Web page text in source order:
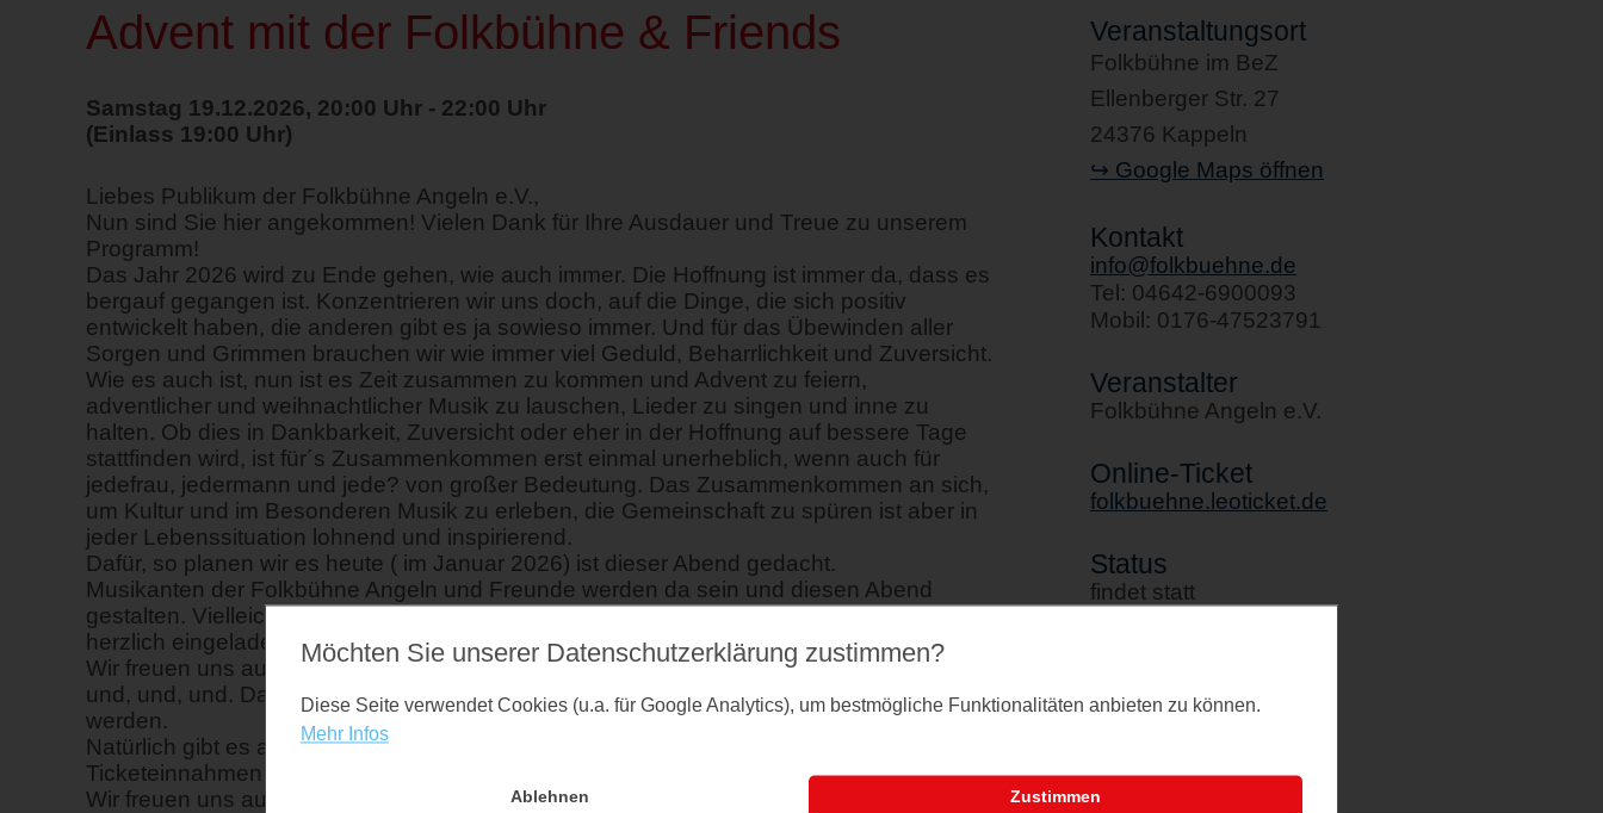
Advent mit der Folkbühne & Friends
Samstag 19.12.2026, 20:00 Uhr - 22:00 Uhr
(Einlass 19:00 Uhr)
Liebes Publikum der Folkbühne Angeln e.V.,
Nun sind Sie hier angekommen! Vielen Dank für Ihre Ausdauer und Treue zu unserem
Programm!
Das Jahr 2026 wird zu Ende gehen, wie auch immer. Die Hoffnung ist immer da, dass es
bergauf gegangen ist. Konzentrieren wir uns doch, auf die Dinge, die sich positiv
entwickelt haben, die anderen gibt es ja sowieso immer. Und für das Übewinden aller
Sorgen und Grimmen brauchen wir wie immer viel Geduld, Beharrlichkeit und Zuversicht.
Wie es auch ist, nun ist es Zeit zusammen zu kommen und Advent zu feiern,
adventlicher und weihnachtlicher Musik zu lauschen, Lieder zu singen und inne zu
halten. Ob dies in Dankbarkeit, Zuversicht oder eher in der Hoffnung auf bessere Tage
stattfinden wird, ist für´s Zusammenkommen erst einmal unerheblich, wenn auch für
jedefrau, jedermann und jede? von großer Bedeutung. Das Zusammenkommen an sich,
um Kultur und im Besonderen Musik zu erleben, die Gemeinschaft zu spüren ist aber in
jeder Lebenssituation lohnend und inspirierend.
Dafür, so planen wir es heute ( im Januar 2026) ist dieser Abend gedacht.
Musikanten der Folkbühne Angeln und Freunde werden da sein und diesen Abend
gestalten. Vielleicht möchten Sie daran auch gestaltend teilnehmen. Gerne! Sie sind
herzlich eingeladen.
Wir freuen uns auf Melodien, Lieder ( auch Lieder anderer Kulturen), Texte., Gedichte
und, und, und. Dabei muss es nicht immer besinnlich zugehen. Es darf auch gelacht
werden.
Natürlich gibt es auch Glühwein und Lebkuchen, ganz wie es üblich ist. Die
Ticketeinnahmen an diesem Abend gehen an die Kappelner Tafel.
Wir freuen uns auf Sie!
Veranstaltungsort
Folkbühne im BeZ
Ellenberger Str. 27
24376 Kappeln
↪ Google Maps öffnen
Kontakt
info@folkbuehne.de
Tel: 04642-6900093
Mobil: 0176-47523791
Veranstalter
Folkbühne Angeln e.V.
Online-Ticket
folkbuehne.leoticket.de
Status
findet statt
23.04.2026
Möchten Sie unserer Datenschutz­erklärung zustimmen?
Diese Seite verwendet Cookies (u.a. für Google Analytics), um bestmögliche Funktionalitäten anbieten zu können.
Mehr Infos
Ablehnen Zustimmen